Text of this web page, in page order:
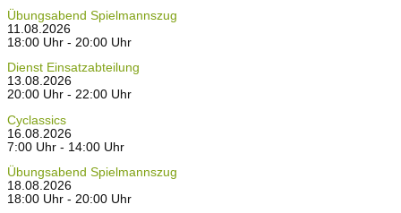
Übungsabend Spielmannszug
11.08.2026
18:00 Uhr - 20:00 Uhr
Dienst Einsatzabteilung
13.08.2026
20:00 Uhr - 22:00 Uhr
Cyclassics
16.08.2026
7:00 Uhr - 14:00 Uhr
Übungsabend Spielmannszug
18.08.2026
18:00 Uhr - 20:00 Uhr